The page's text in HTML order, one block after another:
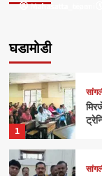
Mahasatta_nipani
mahasatta_team
घडामोडी
5
1